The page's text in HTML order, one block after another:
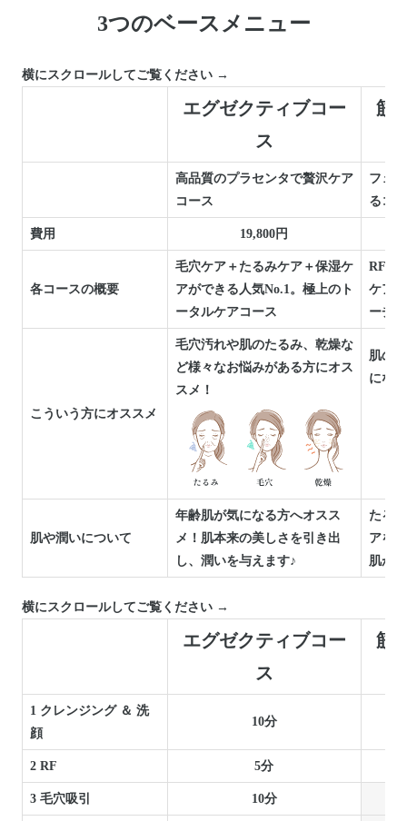
3つのベースメニュー
横にスクロールしてご覧ください →
エグゼクティブコー
ス
筋
高品質のプラセンタで贅沢ケア
コース
フェ
るコ
費用 19,800円
各コースの概要
毛穴ケア＋たるみケア＋保湿ケ
アができる人気No.1。極上のト
ータルケアコース
RF・
ケア
ーチ
こういう方にオススメ
毛穴汚れや肌のたるみ、乾燥な
ど様々なお悩みがある方にオス
スメ！
肌の
にな
肌や潤いについて
年齢肌が気になる方へオスス
メ！肌本来の美しさを引き出
し、潤いを与えます♪
たる
アを
肌が
横にスクロールしてご覧ください →
エグゼクティブコー
ス
筋
1 クレンジング ＆ 洗
顔
10分
2 RF 5分
3 毛穴吸引 10分